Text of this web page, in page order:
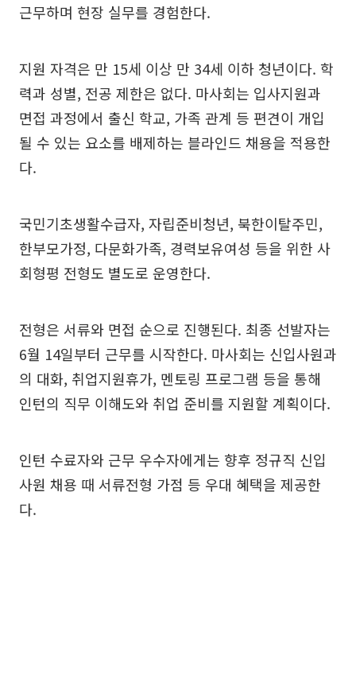
근무하며 현장 실무를 경험한다.
지원 자격은 만 15세 이상 만 34세 이하 청년이다. 학
력과 성별, 전공 제한은 없다. 마사회는 입사지원과
면접 과정에서 출신 학교, 가족 관계 등 편견이 개입
될 수 있는 요소를 배제하는 블라인드 채용을 적용한
다.
국민기초생활수급자, 자립준비청년, 북한이탈주민,
한부모가정, 다문화가족, 경력보유여성 등을 위한 사
회형평 전형도 별도로 운영한다.
전형은 서류와 면접 순으로 진행된다. 최종 선발자는
6월 14일부터 근무를 시작한다. 마사회는 신입사원과
의 대화, 취업지원휴가, 멘토링 프로그램 등을 통해
인턴의 직무 이해도와 취업 준비를 지원할 계획이다.
인턴 수료자와 근무 우수자에게는 향후 정규직 신입
사원 채용 때 서류전형 가점 등 우대 혜택을 제공한
다.